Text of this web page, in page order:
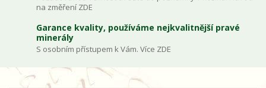
na změření ZDE
Garance kvality, používáme nejkvalitnější pravé
minerály
S osobním přístupem k Vám. Více ZDE